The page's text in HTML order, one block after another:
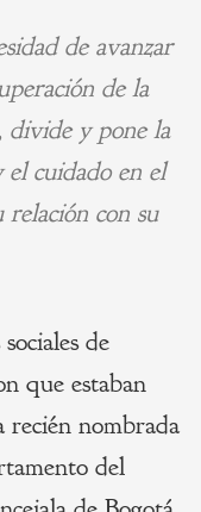
de avanzar
de la
divide y pone la
el cuidado en el
con su
de
que estaban
nombrada
del